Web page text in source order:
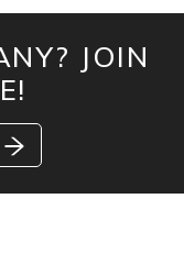
JOIN